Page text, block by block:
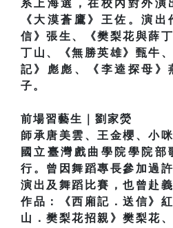
系上海選，在校內對外演
《大漠蒼鷹》王佐。演
信》張生、《樊梨花與薛
丁山、《無勝英雄》甄牛
記》彪彪、《李逵探母》
子。
前場習藝生｜劉家熒
師承唐美雲、王金櫻、小
國立臺灣戲曲學院學院部
行。曾因舞蹈專長參加過
演出及舞蹈比賽，也曾赴
作品：《西廂記．送信》
山．樊梨花招親》樊梨花